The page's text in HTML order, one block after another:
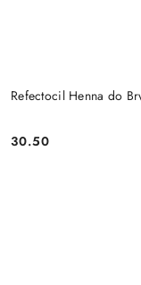
Refectocil Henna do
Cena:
30.50